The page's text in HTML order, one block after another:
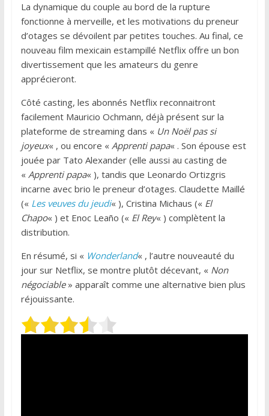
La dynamique du couple au bord de la rupture
fonctionne à merveille, et les motivations du preneur
d’otages se dévoilent par petites touches. Au final, ce
nouveau film mexicain estampillé Netflix offre un bon
divertissement que les amateurs du genre
apprécieront.
Côté casting, les abonnés Netflix reconnaitront
facilement Mauricio Ochmann, déjà présent sur la
plateforme de streaming dans « Un Noël pas si
joyeux« , ou encore « Apprenti papa« . Son épouse est
jouée par Tato Alexander (elle aussi au casting de
« Apprenti papa« ), tandis que Leonardo Ortizgris
incarne avec brio le preneur d’otages. Claudette Maillé
(« Les veuves du jeudi« ), Cristina Michaus (« El
Chapo« ) et Enoc Leaño (« El Rey« ) complètent la
distribution.
En résumé, si « Wonderland« , l’autre nouveauté du
jour sur Netflix, se montre plutôt décevant, « Non
négociable» apparaît comme une alternative bien plus
réjouissante.